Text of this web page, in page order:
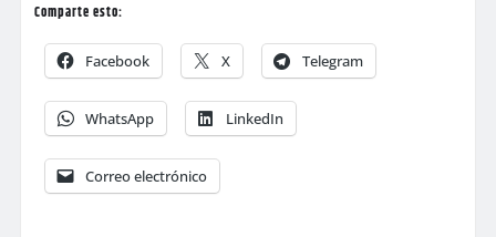
Comparte esto:
Facebook X Telegram
WhatsApp LinkedIn
Correo electrónico